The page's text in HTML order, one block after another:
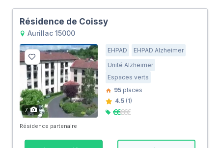
Résidence de Coissy
Aurillac 15000
7
EHPAD
EHPAD Alzheimer
Unité Alzheimer
Espaces verts
95 places
4.5 (1)
Résidence partenaire